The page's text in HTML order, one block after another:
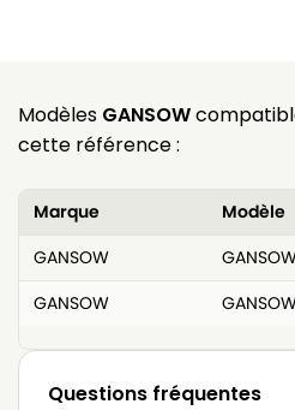
Modèles GANSOW
cette référence :
Marque
Modèle
GANSOW
GANSOW
Questions fréquentes